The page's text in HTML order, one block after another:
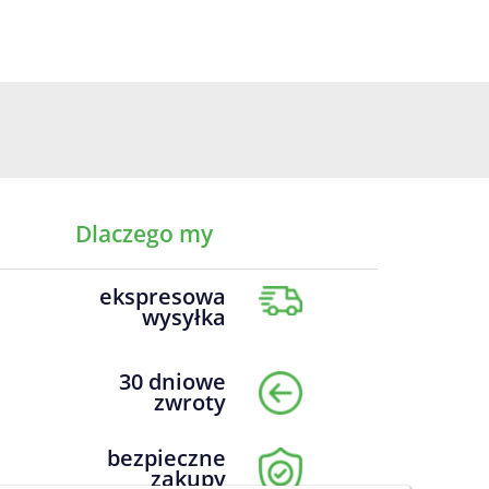
Dlaczego my
ekspresowa
wysyłka
30 dniowe
zwroty
bezpieczne
zakupy